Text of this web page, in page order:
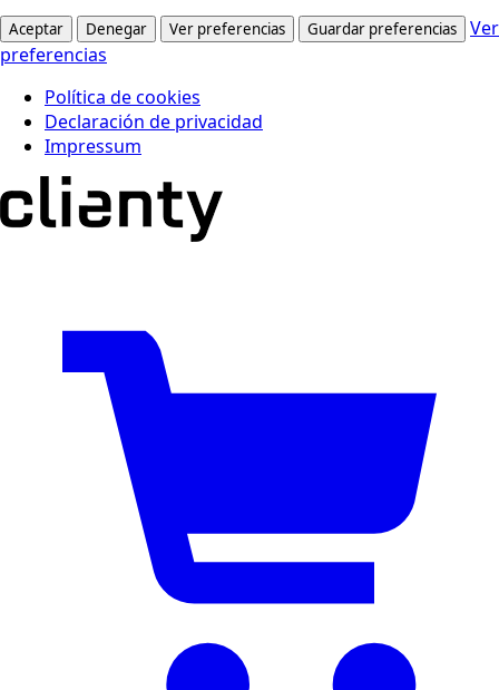
Aceptar Denegar Ver preferencias Guardar preferencias
Ver
preferencias
Política de cookies
Declaración de privacidad
Impressum